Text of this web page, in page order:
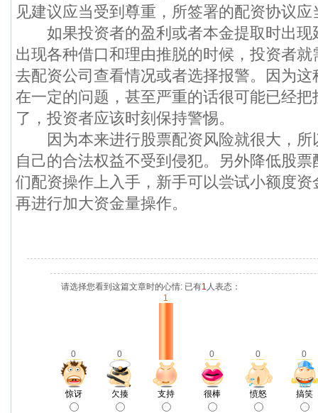
见建议应当受到尊重，所签署的配资协议
如果投资者的盈利或者本金提取时出现
出现各种借口和理由推脱的时候，投资者
去配资公司查看情况或者选择报警。因为
在一定的问题，甚至严重的话很可能已经
了，投资者应该时刻保持警惕。
因为本来进行股票配资风险就很大，所
自己的合法权益不受到侵犯。另外降低股
们配资操作上入手，新手可以尝试小额度
再进行加大资金量操作。
请选择您看到这篇文章时的心情: 已有1 人表态：
0 0
1
0 0 0
惊讶 欠揍 支持 很棒 愤怒 搞笑